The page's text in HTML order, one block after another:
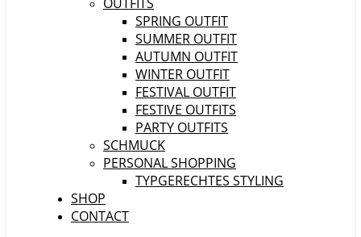
SPRING OUTFIT
SUMMER OUTFIT
AUTUMN OUTFIT
WINTER OUTFIT
FESTIVAL OUTFIT
FESTIVE OUTFITS
PARTY OUTFITS
SCHMUCK
PERSONAL SHOPPING
TYPGERECHTES STYLING
SHOP
CONTACT